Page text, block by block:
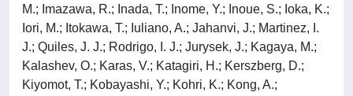
M.; Imazawa, R.; Inada, T.; Inome, Y.; Inoue, S.; Ioka, K.;
Iori, M.; Itokawa, T.; Iuliano, A.; Jahanvi, J.; Martinez, I.
J.; Quiles, J. J.; Rodrigo, I. J.; Jurysek, J.; Kagaya, M.;
Kalashev, O.; Karas, V.; Katagiri, H.; Kerszberg, D.;
Kiyomot, T.; Kobayashi, Y.; Kohri, K.; Kong, A.;